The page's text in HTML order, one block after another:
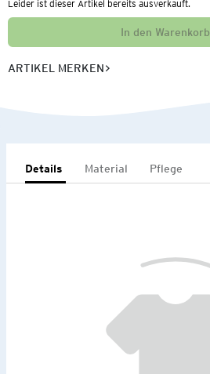
Leider ist dieser Artikel bereits ausverkauft.
In den Warenkorb
ARTIKEL MERKEN
Details Material Pflege